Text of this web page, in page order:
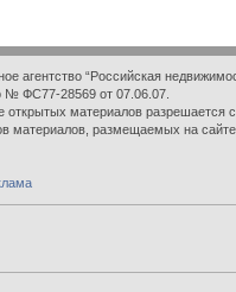
агентство “Российская
№ ФС77-28569 от 07.06.07.
открытых материалов разрешается
материалов, размещаемых на